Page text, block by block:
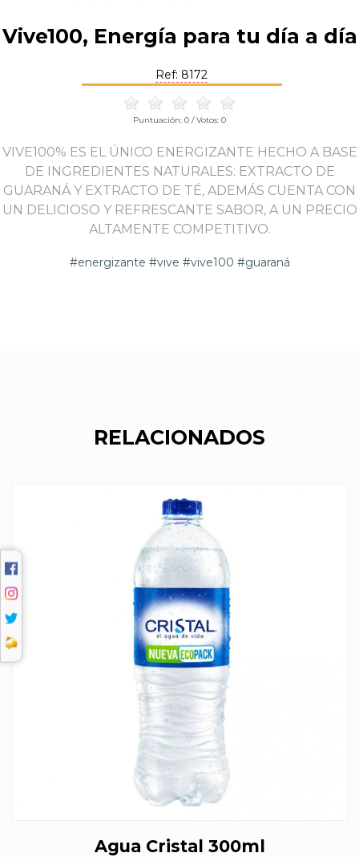
Vive100, Energía para tu día a día
Ref: 8172
Puntuación: 0 / Votos: 0
VIVE100% ES EL ÚNICO ENERGIZANTE HECHO A BASE
DE INGREDIENTES NATURALES: EXTRACTO DE
GUARANÁ Y EXTRACTO DE TÉ, ADEMÁS CUENTA CON
UN DELICIOSO Y REFRESCANTE SABOR, A UN PRECIO
ALTAMENTE COMPETITIVO.
#energizante #vive #vive100 #guaraná
RELACIONADOS
Agua Cristal 300ml